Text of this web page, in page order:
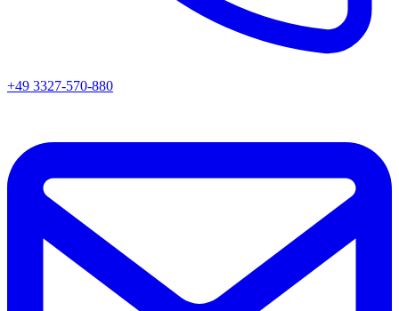
+49 3327-570-880